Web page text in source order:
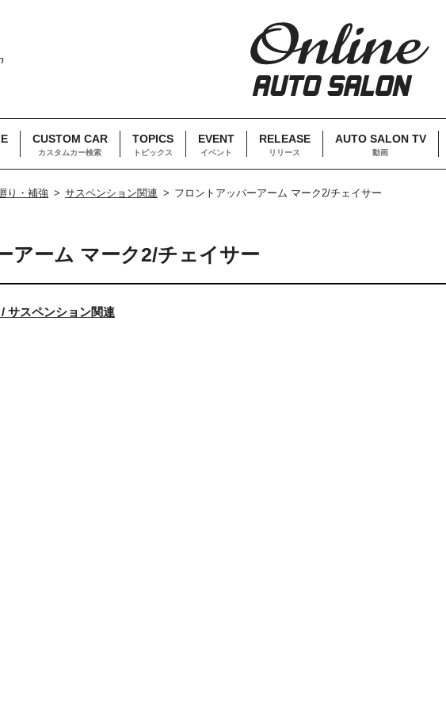
CUSTOM CAR
カスタムカー検索
TOPICS
トピックス
EVENT
イベント
RELEASE
リリース
AUTO SALON TV
動画
り・補強 サスペンション関連 フロントアッパーアーム マーク2/チェイサー
アーム マーク2/チェイサー
サスペンション関連